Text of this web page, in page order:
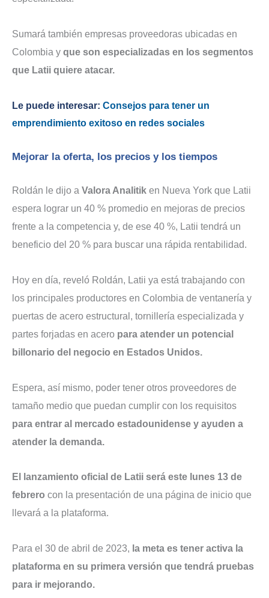
Sumará también empresas proveedoras ubicadas en
Colombia y que son especializadas en los segmentos
que Latii quiere atacar.
Le puede interesar: Consejos para tener un
emprendimiento exitoso en redes sociales
Mejorar la oferta, los precios y los tiempos
Roldán le dijo a Valora Analitik en Nueva York que Latii
espera lograr un 40 % promedio en mejoras de precios
frente a la competencia y, de ese 40 %, Latii tendrá un
beneficio del 20 % para buscar una rápida rentabilidad.
Hoy en día, reveló Roldán, Latii ya está trabajando con
los principales productores en Colombia de ventanería y
puertas de acero estructural, tornillería especializada y
partes forjadas en acero para atender un potencial
billonario del negocio en Estados Unidos.
Espera, así mismo, poder tener otros proveedores de
tamaño medio que puedan cumplir con los requisitos
para entrar al mercado estadounidense y ayuden a
atender la demanda.
El lanzamiento oficial de Latii será este lunes 13 de
febrero con la presentación de una página de inicio que
llevará a la plataforma.
Para el 30 de abril de 2023, la meta es tener activa la
plataforma en su primera versión que tendrá pruebas
para ir mejorando.